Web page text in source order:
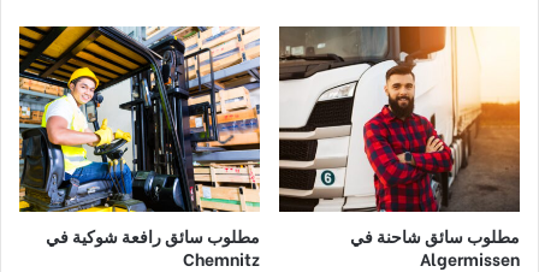
مطلوب سائق شاحنة في
Algermissen
مطلوب سائق رافعة شوكية في
Chemnitz